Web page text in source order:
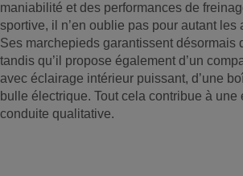
maniabilité et des performances de
sportive, il n’en oublie pas pour autant les
Ses marchepieds garantissent désormais
tandis qu’il propose également d’un
avec éclairage intérieur puissant, d’une
bulle électrique. Tout cela contribue à une
conduite qualitative.